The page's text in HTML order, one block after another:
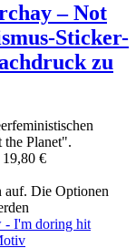
– Not
Sticker-
zu
Planet".
19,80 €
auf. Die Optionen